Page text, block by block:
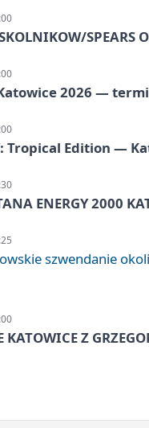
2026 —
Tropical Edition —
ENERGY 2000
szwendanie
KATOWICE Z